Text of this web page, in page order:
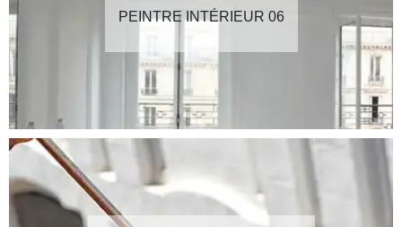
PEINTRE INTÉRIEUR 06